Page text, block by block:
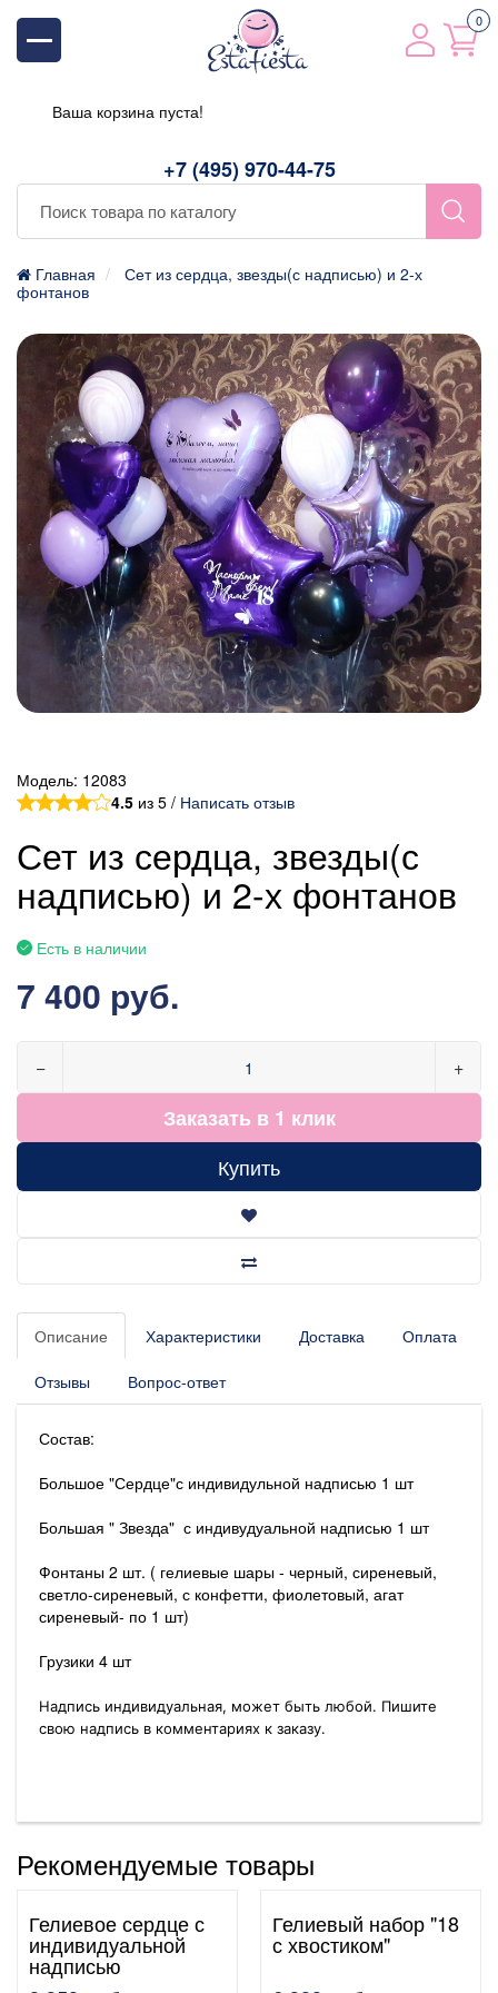
+7 (495) 970-44-75
0
Ваша корзина пуста!
Главная
Сет из сердца, звезды(с надписью) и 2-х
фонтанов
Модель: 12083
4.5 из 5 / Написать отзыв
Сет из сердца, звезды(с
надписью) и 2-х фонтанов
Есть в наличии
7 400 руб.
− +
Заказать в 1 клик
Купить
Описание Характеристики Доставка Оплата
Отзывы Вопрос-ответ
Состав:
Большое "Сердце"с индивидульной надписью 1 шт
Большая " Звезда" с индивудуальной надписью 1 шт
Фонтаны 2 шт. ( гелиевые шары - черный, сиреневый,
светло-сиреневый, с конфетти, фиолетовый, агат
сиреневый- по 1 шт)
Грузики 4 шт
Надпись индивидуальная, может быть любой. Пишите
свою надпись в комментариях к заказу.
Рекомендуемые товары
Гелиевое сердце с
индивидуальной
надписью
Гелиевый набор "18
с хвостиком"